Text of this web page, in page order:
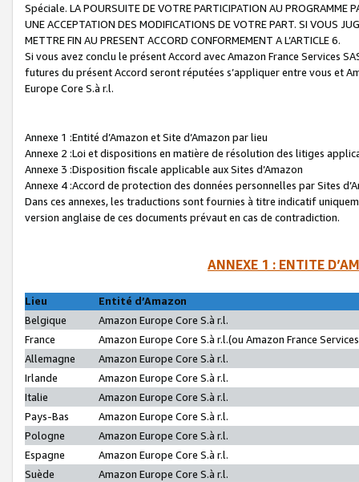
Spéciale. LA POURSUITE DE VOTRE PARTICIPATION AU PROGRAMME
UNE ACCEPTATION DES MODIFICATIONS DE VOTRE PART. SI VOUS
METTRE FIN AU PRESENT ACCORD CONFORMEMENT A L’ARTICLE 6.
Si vous avez conclu le présent Accord avec Amazon France Services
futures du présent Accord seront réputées s’appliquer entre vous et
Europe Core S.à r.l.
Annexe 1 :Entité d’Amazon et Site d’Amazon par lieu
Annexe 2 :Loi et dispositions en matière de résolution des litiges
Annexe 3 :Disposition fiscale applicable aux Sites d’Amazon
Annexe 4 :Accord de protection des données personnelles par Sites
Dans ces annexes, les traductions sont fournies à titre indicatif
version anglaise de ces documents prévaut en cas de contradiction.
ANNEXE 1 : ENTITE
Lieu
Entité d’Amazon
Belgique
Amazon Europe Core S.à r.l.
France
Amazon Europe Core S.à r.l.(ou Amazon France
Allemagne
Amazon Europe Core S.à r.l.
Irlande
Amazon Europe Core S.à r.l.
Italie
Amazon Europe Core S.à r.l.
Pays-Bas
Amazon Europe Core S.à r.l.
Pologne
Amazon Europe Core S.à r.l.
Espagne
Amazon Europe Core S.à r.l.
Suède
Amazon Europe Core S.à r.l.